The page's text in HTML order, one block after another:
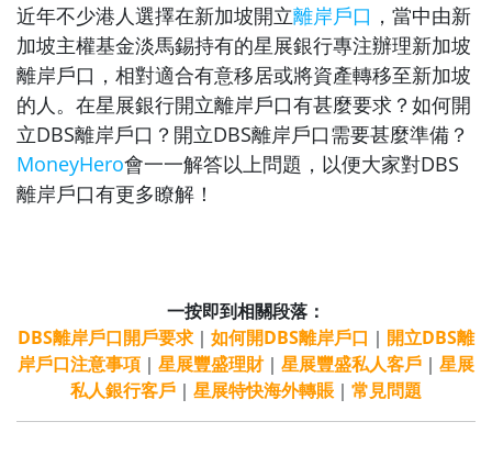
近年不少港人選擇在新加坡開立離岸戶口 ，當中由新
加坡主權基金淡馬錫持有的星展銀行專注辦理新加坡
離岸戶口，相對適合有意移居或將資產轉移至新加坡
的人。在星展銀行開立離岸戶口有甚麼要求？如何開
立DBS離岸戶口？開立DBS離岸戶口需要甚麼準備？
MoneyHero會一一解答以上問題，以便大家對DBS
離岸戶口有更多瞭解！
一按即到相關段落：
DBS離岸戶口開戶要求｜ 如何開DBS離岸戶口 ｜ 開立DBS離
岸戶口注意事項 ｜ 星展豐盛理財｜ 星展豐盛私人客戶 ｜ 星展
私人銀行客戶 ｜ 星展特快海外轉賬 ｜ 常見問題